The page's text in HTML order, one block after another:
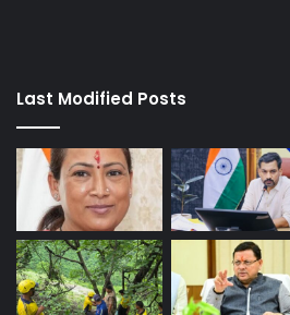
Last Modified Posts